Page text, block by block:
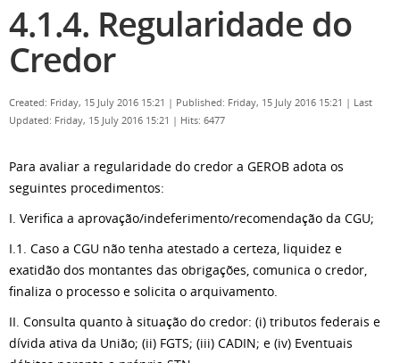
4.1.4. Regularidade do
Credor
Created: Friday, 15 July 2016 15:21 | Published: Friday, 15 July 2016 15:21 | Last
Updated: Friday, 15 July 2016 15:21 | Hits: 6477
Para avaliar a regularidade do credor a GEROB adota os
seguintes procedimentos:
I. Verifica a aprovação/indeferimento/recomendação da CGU;
I.1. Caso a CGU não tenha atestado a certeza, liquidez e
exatidão dos montantes das obrigações, comunica o credor,
finaliza o processo e solicita o arquivamento.
II. Consulta quanto à situação do credor: (i) tributos federais e
dívida ativa da União; (ii) FGTS; (iii) CADIN; e (iv) Eventuais